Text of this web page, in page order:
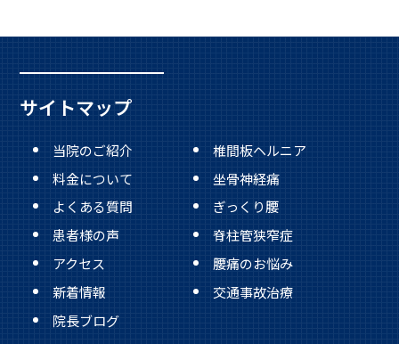
サイトマップ
当院のご紹介
料金について
よくある質問
患者様の声
アクセス
新着情報
椎間板ヘルニア
坐骨神経痛
ぎっくり腰
脊柱管狭窄症
腰痛のお悩み
交通事故治療
院長ブログ